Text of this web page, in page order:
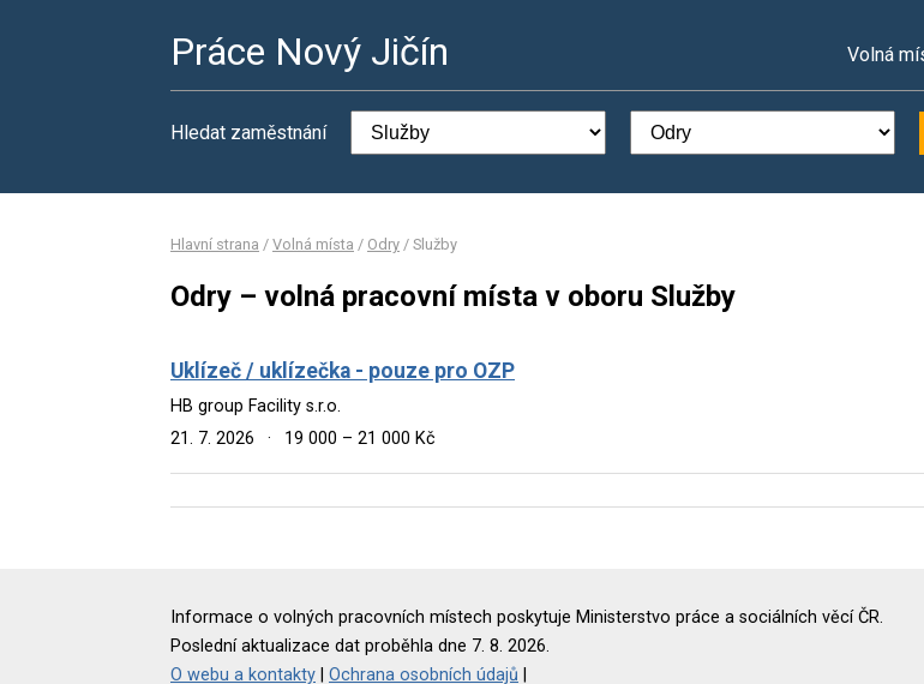
Práce Nový Jičín Volná
Hledat zaměstnání
Hlavní strana / Volná místa / Odry / Služby
Odry – volná pracovní místa v oboru Služby
Uklízeč / uklízečka - pouze pro OZP
HB group Facility s.r.o.
21. 7. 2026
· 19 000 – 21 000 Kč
Informace o volných pracovních místech poskytuje Ministerstvo práce a sociálních věcí ČR.
Poslední aktualizace dat proběhla dne 7. 8. 2026.
O webu a kontakty
Ochrana osobních údajů